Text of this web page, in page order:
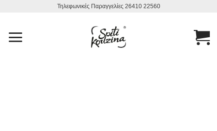
Τηλεφωνικές Παραγγελίες 26410 22560